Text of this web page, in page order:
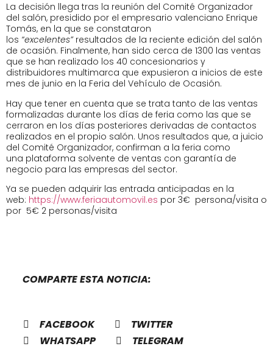
La decisión llega tras la reunión del Comité Organizador
del salón, presidido por el empresario valenciano Enrique
Tomás, en la que se constataron
los “excelentes” resultados de la reciente edición del salón
de ocasión. Finalmente, han sido cerca de 1300 las ventas
que se han realizado los 40 concesionarios y
distribuidores multimarca que expusieron a inicios de este
mes de junio en la Feria del Vehículo de Ocasión.
Hay que tener en cuenta que se trata tanto de las ventas
formalizadas durante los días de feria como las que se
cerraron en los días posteriores derivadas de contactos
realizados en el propio salón. Unos resultados que, a juicio
del Comité Organizador, confirman a la feria como
una plataforma solvente de ventas con garantía de
negocio para las empresas del sector.
Ya se pueden adquirir las entrada anticipadas en la
web: https://www.feriaautomovil.es por 3€ persona/visita o
por 5€ 2 personas/visita
COMPARTE ESTA NOTICIA:
FACEBOOK
TWITTER
WHATSAPP
TELEGRAM